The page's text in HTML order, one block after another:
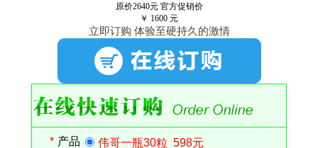
原价2640元 官方促销价
￥ 1600 元
立即订购 体验至硬持久的激情